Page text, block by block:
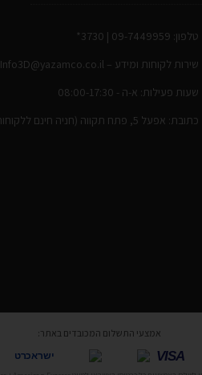
טלפון: 09-7449959 | 3730*
שירות לקוחות ומידע – Info3D@yazamco.co.il
שעות פעילות: א-ה - 08:00-17:30
כתובת: אפעל 5, פתח תקווה (חניה חינם ללקוחות)
אמצעי התשלום המכובדים באתר:
VISA ישראכרט